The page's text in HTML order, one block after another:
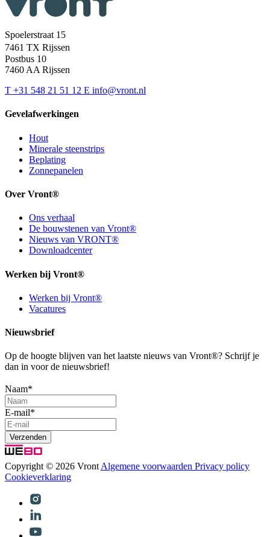
Spoelerstraat 15
7461 TX Rijssen
Postbus 10
7460 AA Rijssen
T +31 548 21 51 12 E info@vront.nl
Gevelafwerkingen
Hout
Minerale steenstrips
Beplating
Zonnepanelen
Over Vront®
Ons verhaal
De bouwstenen van Vront®
Nieuws van VRONT®
Downloadcenter
Werken bij Vront®
Werken bij Vront®
Vacatures
Nieuwsbrief
Op de hoogte blijven van het laatste nieuws van Vront®? Schrijf je
dan in voor de nieuwsbrief!
Naam*
E-mail*
Copyright © 2026 Vront Algemene voorwaarden Privacy policy
Cookieverklaring